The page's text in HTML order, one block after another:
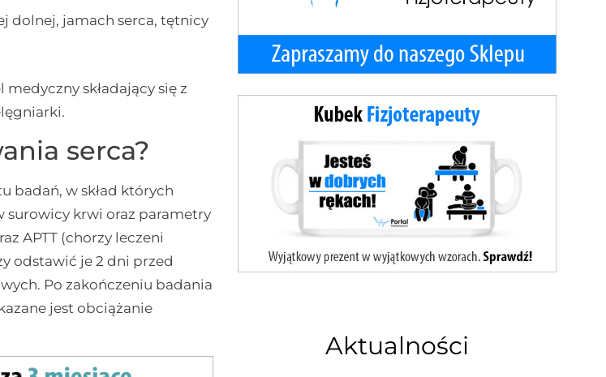
dolnej, jamach serca, tętnicy
składający się z
serca?
badań, w skład których
surowicy krwi oraz parametry
APTT (chorzy leczeni
odstawić je 2 dni przed
Po zakończeniu badania
jest obciążanie
Aktualności